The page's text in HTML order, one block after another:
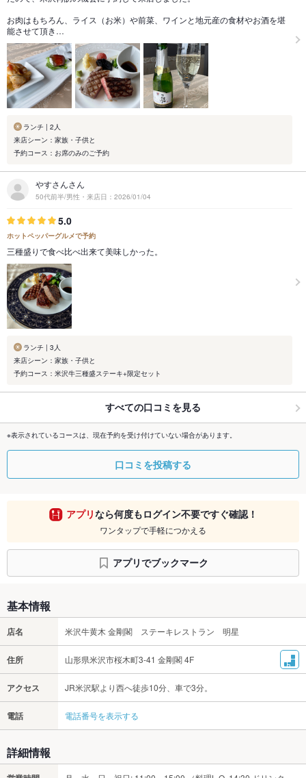
お肉はもちろん、ライス（お米）や前菜、ワインと地元産の食材やお酒を堪
能させて頂き…
ランチ | 2人
来店シーン：家族・子供と
予約コース：お席のみのご予約
やすさんさん
50代前半/男性・来店日：2026/01/04
5.0
ホットペッパーグルメで予約
三種盛りで食べ比べ出来て美味しかった。
ランチ | 3人
来店シーン：家族・子供と
予約コース：米沢牛三種盛ステーキ+限定セット
すべての口コミを見る
※表示されているコースは、現在予約を受け付けていない場合があります。
口コミを投稿する
アプリなら何度もログイン不要ですぐ確認！
ワンタップで手軽につかえる
アプリでブックマーク
基本情報
店名 米沢牛黄木 金剛閣 ステーキレストラン 明星
住所 山形県米沢市桜木町3-41 金剛閣 4F
アクセス JR米沢駅より西へ徒歩10分、車で3分。
電話 電話番号を表示する
詳細情報